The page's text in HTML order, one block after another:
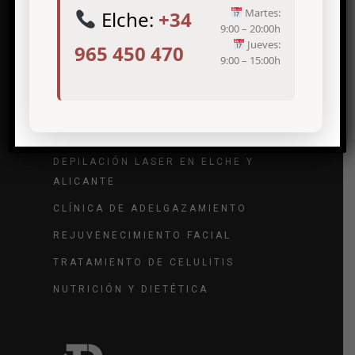
TRATAMIENTO DE VARICES
DEPILACIÓN LASER EN ELCHE Y
ALICANTE
CLÍNICA DE ADELGAZAMIENTO
REJUVENECIMIENTO FACIAL
TRATAMIENTO DE CELULITIS
NUTRICIÓN Y DIETÉTICA
Elche: +34
965 450 470
Martes:
9:00 – 20:00h
Jueves:
9:00 – 15:00h